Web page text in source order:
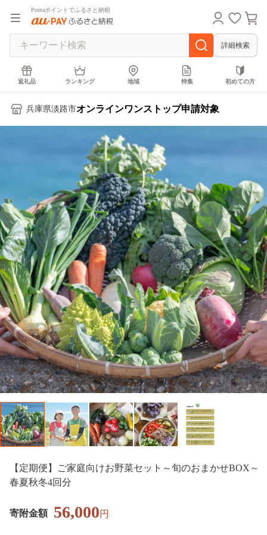
Pontaポイントでふるさと納税
詳細検索
返礼品 ランキング 地域 特集 初めての方
兵庫県淡路市オンラインワンストップ申請対象
【定期便】ご家庭向けお野菜セット～旬のおまかせBOX～
春夏秋冬4回分
寄附金額 56,000円